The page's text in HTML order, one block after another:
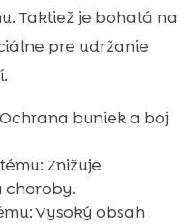
Taktiež je bohatá na
pre udržanie
buniek a boj
Znižuje
choroby.
Vysoký obsah